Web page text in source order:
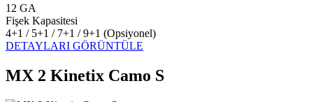
12 GA
Fişek Kapasitesi
4+1 / 5+1 / 7+1 / 9+1 (Opsiyonel)
DETAYLARI GÖRÜNTÜLE
MX 2 Kinetix Camo S